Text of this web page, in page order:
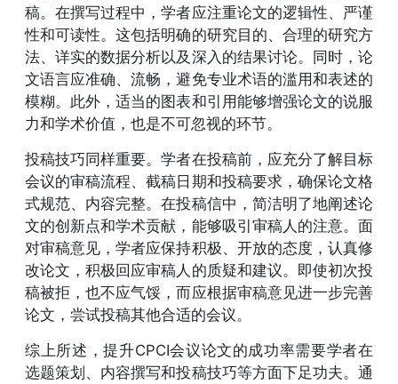
稿。在撰写过程中，学者应注重论文的逻辑性、严谨
性和可读性。这包括明确的研究目的、合理的研究方
法、详实的数据分析以及深入的结果讨论。同时，论
文语言应准确、流畅，避免专业术语的滥用和表述的
模糊。此外，适当的图表和引用能够增强论文的说服
力和学术价值，也是不可忽视的环节。
投稿技巧同样重要。学者在投稿前，应充分了解目标
会议的审稿流程、截稿日期和投稿要求，确保论文格
式规范、内容完整。在投稿信中，简洁明了地阐述论
文的创新点和学术贡献，能够吸引审稿人的注意。面
对审稿意见，学者应保持积极、开放的态度，认真修
改论文，积极回应审稿人的质疑和建议。即使初次投
稿被拒，也不应气馁，而应根据审稿意见进一步完善
论文，尝试投稿其他合适的会议。
综上所述，提升CPCI会议论文的成功率需要学者在
选题策划、内容撰写和投稿技巧等方面下足功夫。通